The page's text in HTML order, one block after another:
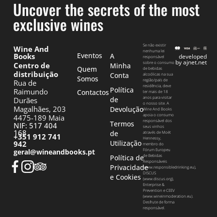
Uncover the secrets of the most
exclusive wines
Wine And
Books
Centro de
distribuição
Rua de
Raimundo
Durães
Magalhães, 203
4475-189 Maia
NIF: 517 404
168
+351 912 741
942
geral@wineandbooks.pt
Eventos
Quem
Somos
Contactos
A
Minha
Conta
Política
de
Devolução
Termos
de
Utilização
Política de
Privacidade
e Cookies
Se não existir
nenhuma lei
responsável
sobre o consumo
de bebidas
alcoólicas na sua
região/país de
residência, deve
ter mais de 18
anos para visitar
o nosso site. A
Wine And Books
apoia o consumo
responsável dos
seus vinhos
através de Moët
Hennessy,
membro do
Fórum Europeu
de Bebidas
Responsáveis
(www.responsibledrinking.eu),
DISCUS
(www.discus.org),
Enterprise &
Prevention e CEEV
(www.wineinmoderation.eu).
Desfrute de forma
responsável.
developed
by ajnet.net